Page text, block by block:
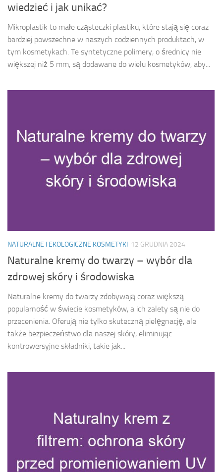
wiedzieć i jak unikać?
Mikroplastik to małe cząsteczki plastiku, które stają się coraz
bardziej powszechne w naszych codziennych produktach, w
tym kosmetykach. Te syntetyczne polimery, o średnicy nie
większej niż 5 mm, są dodawane do wielu kosmetyków, aby...
NATURALNE I EKOLOGICZNE KOSMETYKI 12 GRUDNIA 2024
Naturalne kremy do twarzy – wybór dla
zdrowej skóry i środowiska
Naturalne kremy do twarzy zdobywają coraz większą
popularność w świecie kosmetyków, a ich zalety są nie do
przecenienia. Oferują nie tylko skuteczną pielęgnację, ale
także bezpieczeństwo dla naszej skóry, eliminując
kontrowersyjne składniki, takie jak...